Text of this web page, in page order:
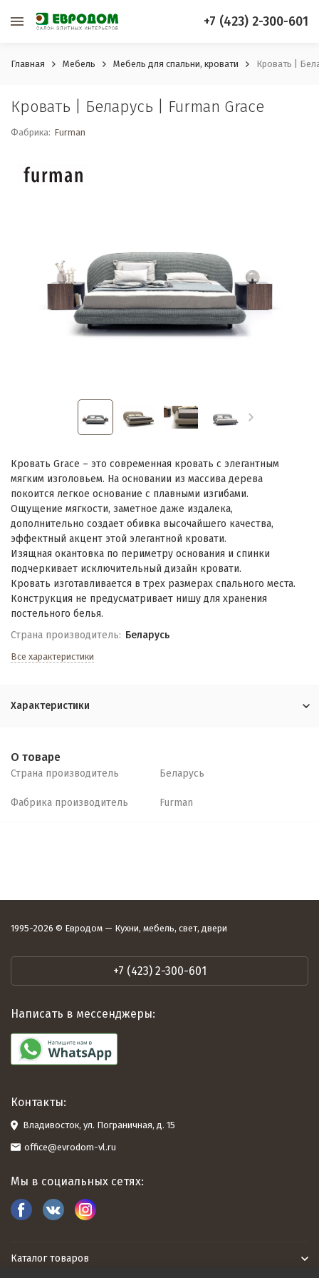
+7 (423) 2-300-601
Главная Мебель Мебель для спальни, кровати Кровать |
Кровать | Беларусь | Furman Grace
Фабрика: Furman
Кровать Grace – это современная кровать с элегантным
мягким изголовьем. На основании из массива дерева
покоится легкое основание с плавными изгибами.
Ощущение мягкости, заметное даже издалека,
дополнительно создает обивка высочайшего качества,
эффектный акцент этой элегантной кровати.
Изящная окантовка по периметру основания и спинки
подчеркивает исключительный дизайн кровати.
Кровать изготавливается в трех размерах спального места.
Конструкция не предусматривает нишу для хранения
постельного белья.
Страна производитель: Беларусь
Все характеристики
Характеристики
О товаре
Страна производитель Беларусь
Фабрика производитель Furman
1995-2026 © Евродом — Кухни, мебель, свет, двери
+7 (423) 2-300-601
Написать в мессенджеры:
Контакты:
Владивосток, ул. Пограничная, д. 15
office@evrodom-vl.ru
Мы в социальных сетях:
Каталог товаров